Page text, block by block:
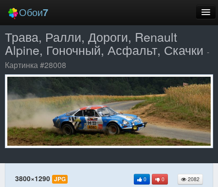
Обои7
Новые
Лучшие
Случайные
Заставки
Еще
Трава, Ралли, Дороги, Renault
Alpine, Гоночный, Асфальт, Скачки -
Картинка #28008
3800×1290 JPG 0 0 2082